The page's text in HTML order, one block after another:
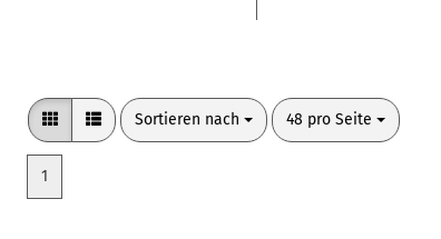
Sortieren nach
Sortieren nach 48 pro Seite
pro Seite
1